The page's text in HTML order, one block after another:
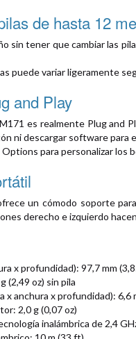
de hasta 12
sin tener que cambiar las
puede variar ligeramente
and Play
es realmente Plug and
ni descargar software para
para personalizar
un cómodo soporte
derecho e izquierdo
x profundidad): 97,7 mm
(2,49 oz) sin pila
anchura x profundidad): 6,6
2,0 g (0,07 oz)
inalámbrica de 2,4